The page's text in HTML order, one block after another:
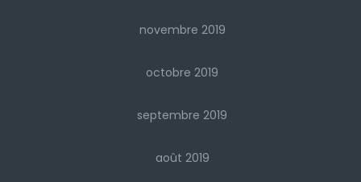
novembre 2019
octobre 2019
septembre 2019
août 2019